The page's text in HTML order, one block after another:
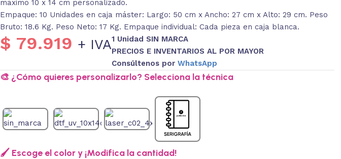
maximo 10 x 14 cm personalizado.
Empaque: 10 Unidades en caja máster: Largo: 50 cm x Ancho: 27 cm x Alto: 29 cm. Peso
Bruto: 18.6 Kg. Peso Neto: 17 Kg. Empaque individual: Cada pieza en caja blanca.
$ 79.919 + IVA1 Unidad SIN MARCA
PRECIOS E INVENTARIOS AL POR MAYOR
Consúltenos por WhatsApp
🎨 ¿Cómo quieres personalizarlo? Selecciona la técnica
🖌️ Escoge el color y ¡Modifica la cantidad!